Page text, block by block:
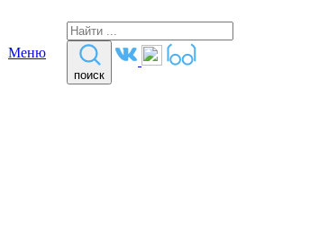
Меню
поиск